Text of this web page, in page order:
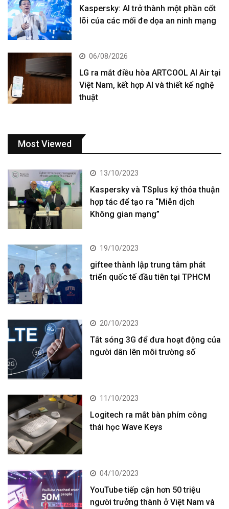
Kaspersky: AI trở thành một phần cốt
lõi của các mối đe dọa an ninh mạng
06/08/2026
LG ra mắt điều hòa ARTCOOL AI Air tại
Việt Nam, kết hợp AI và thiết kế nghệ
thuật
Most Viewed
13/10/2023
Kaspersky và TSplus ký thỏa thuận
hợp tác để tạo ra “Miễn dịch
Không gian mạng”
19/10/2023
giftee thành lập trung tâm phát
triển quốc tế đầu tiên tại TPHCM
20/10/2023
Tắt sóng 3G để đưa hoạt động của
người dân lên môi trường số
11/10/2023
Logitech ra mắt bàn phím công
thái học Wave Keys
04/10/2023
YouTube tiếp cận hơn 50 triệu
người trưởng thành ở Việt Nam và